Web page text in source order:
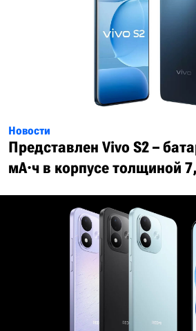
Новости
Представлен Vivo S2 –
мА·ч в корпусе толщиной